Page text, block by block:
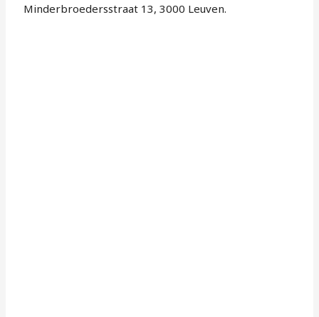
Minderbroedersstraat 13, 3000 Leuven.